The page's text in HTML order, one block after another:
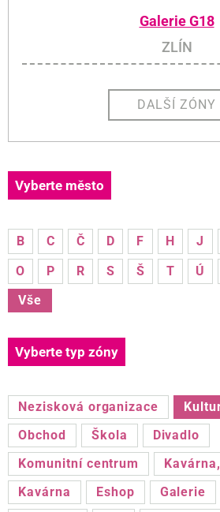
Galerie G18
ZLÍN
DALŠÍ ZÓNY
Vyberte město
B C Č D F H J
O
P R S Š T Ú
Vše
Vyberte typ zóny
Nezisková organizace
Obchod
Škola
Divadlo
Komunitní centrum
Kavárna
Eshop Galerie